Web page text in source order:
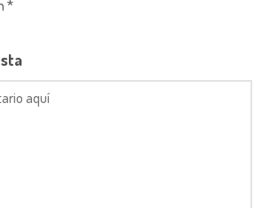
*